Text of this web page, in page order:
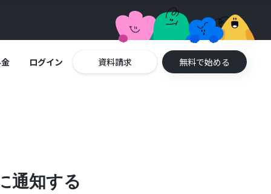
ログイン 資料請求 無料で始める
通知する